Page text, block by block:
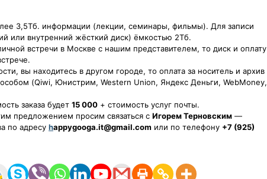
3,5Тб. информации (лекции, семинары, фильмы). Для записи
или внутренний жёсткий диск) ёмкостью 2Тб.
встречи в Москве с нашим представителем, то диск и оплату
вы находитесь в другом городе, то оплата за носитель и архив
(Qiwi, Юнистрим, Western Union, Яндекс Деньги, WebMoney,
заказа будет 15 000 + стоимость услуг почты.
предложением просим связаться с Игорем Терновским —
по адресу happygooga.it@gmail.com или по телефону +7 (925)